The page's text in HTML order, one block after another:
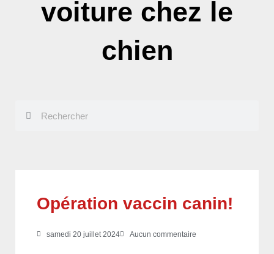
voiture chez le
chien
Opération vaccin canin!
samedi 20 juillet 2024 Aucun commentaire